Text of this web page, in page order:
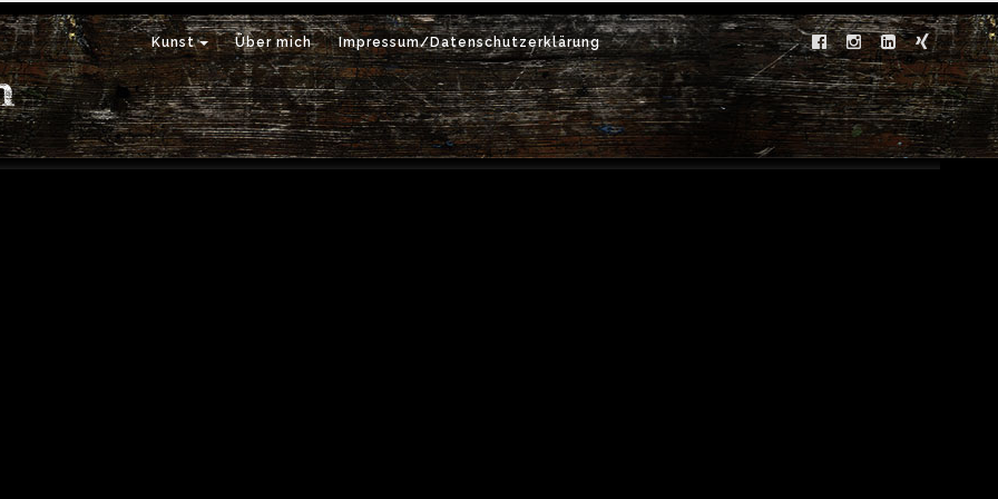
Kunst Über mich Impressum/Datenschutzerklärung
Tag Archive